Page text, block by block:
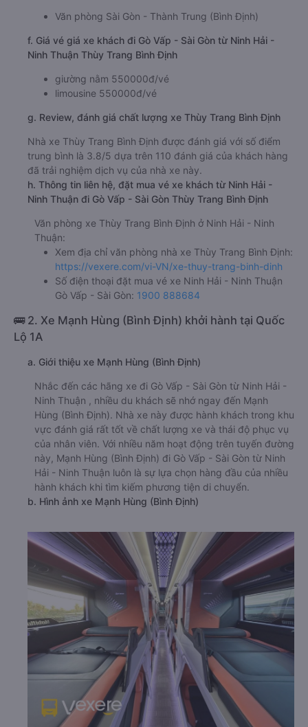
Văn phòng Sài Gòn - Thành Trung (Bình Định)
f. Giá vé giá xe khách đi Gò Vấp - Sài Gòn từ Ninh Hải -
Ninh Thuận Thùy Trang Bình Định
giường nằm 550000đ/vé
limousine 550000đ/vé
g. Review, đánh giá chất lượng xe Thùy Trang Bình Định
Nhà xe Thùy Trang Bình Định được đánh giá với số điểm
trung bình là 3.8/5 dựa trên 110 đánh giá của khách hàng
đã trải nghiệm dịch vụ của nhà xe này.
h. Thông tin liên hệ, đặt mua vé xe khách từ Ninh Hải -
Ninh Thuận đi Gò Vấp - Sài Gòn Thùy Trang Bình Định
Văn phòng xe Thùy Trang Bình Định ở Ninh Hải - Ninh
Thuận:
Xem địa chỉ văn phòng nhà xe Thùy Trang Bình Định:
https://vexere.com/vi-VN/xe-thuy-trang-binh-dinh
Số điện thoại đặt mua vé xe Ninh Hải - Ninh Thuận
Gò Vấp - Sài Gòn: 1900 888684
🚌 2. Xe Mạnh Hùng (Bình Định) khởi hành tại Quốc
Lộ 1A
a. Giới thiệu xe Mạnh Hùng (Bình Định)
Nhắc đến các hãng xe đi Gò Vấp - Sài Gòn từ Ninh Hải -
Ninh Thuận , nhiều du khách sẽ nhớ ngay đến Mạnh
Hùng (Bình Định). Nhà xe này được hành khách trong khu
vực đánh giá rất tốt về chất lượng xe và thái độ phục vụ
của nhân viên. Với nhiều năm hoạt động trên tuyến đường
này, Mạnh Hùng (Bình Định) đi Gò Vấp - Sài Gòn từ Ninh
Hải - Ninh Thuận luôn là sự lựa chọn hàng đầu của nhiều
hành khách khi tìm kiếm phương tiện di chuyển.
b. Hình ảnh xe Mạnh Hùng (Bình Định)